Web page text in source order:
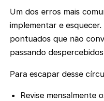
Um dos erros mais
implementar e
pontuados que não
passando
Para escapar desse
Revise mensalmente